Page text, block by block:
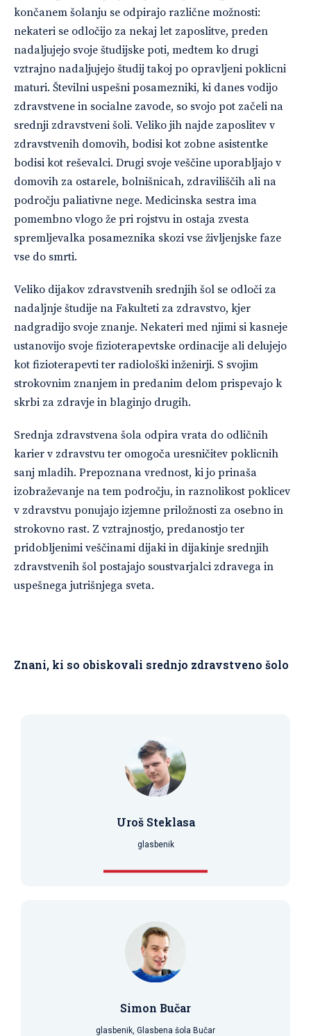
končanem šolanju se odpirajo različne možnosti:
nekateri se odločijo za nekaj let zaposlitve, preden
nadaljujejo svoje študijske poti, medtem ko drugi
vztrajno nadaljujejo študij takoj po opravljeni poklicni
maturi. Številni uspešni posamezniki, ki danes vodijo
zdravstvene in socialne zavode, so svojo pot začeli na
srednji zdravstveni šoli. Veliko jih najde zaposlitev v
zdravstvenih domovih, bodisi kot zobne asistentke
bodisi kot reševalci. Drugi svoje veščine uporabljajo v
domovih za ostarele, bolnišnicah, zdraviliščih ali na
področju paliativne nege. Medicinska sestra ima
pomembno vlogo že pri rojstvu in ostaja zvesta
spremljevalka posameznika skozi vse življenjske faze
vse do smrti.
Veliko dijakov zdravstvenih srednjih šol se odloči za
nadaljnje študije na Fakulteti za zdravstvo, kjer
nadgradijo svoje znanje. Nekateri med njimi si kasneje
ustanovijo svoje fizioterapevtske ordinacije ali delujejo
kot fizioterapevti ter radiološki inženirji. S svojim
strokovnim znanjem in predanim delom prispevajo k
skrbi za zdravje in blaginjo drugih.
Srednja zdravstvena šola odpira vrata do odličnih
karier v zdravstvu ter omogoča uresničitev poklicnih
sanj mladih. Prepoznana vrednost, ki jo prinaša
izobraževanje na tem področju, in raznolikost poklicev
v zdravstvu ponujajo izjemne priložnosti za osebno in
strokovno rast. Z vztrajnostjo, predanostjo ter
pridobljenimi veščinami dijaki in dijakinje srednjih
zdravstvenih šol postajajo soustvarjalci zdravega in
uspešnega jutrišnjega sveta.
Znani, ki so obiskovali srednjo zdravstveno šolo
Uroš Steklasa
glasbenik
Simon Bučar
glasbenik, Glasbena šola Bučar